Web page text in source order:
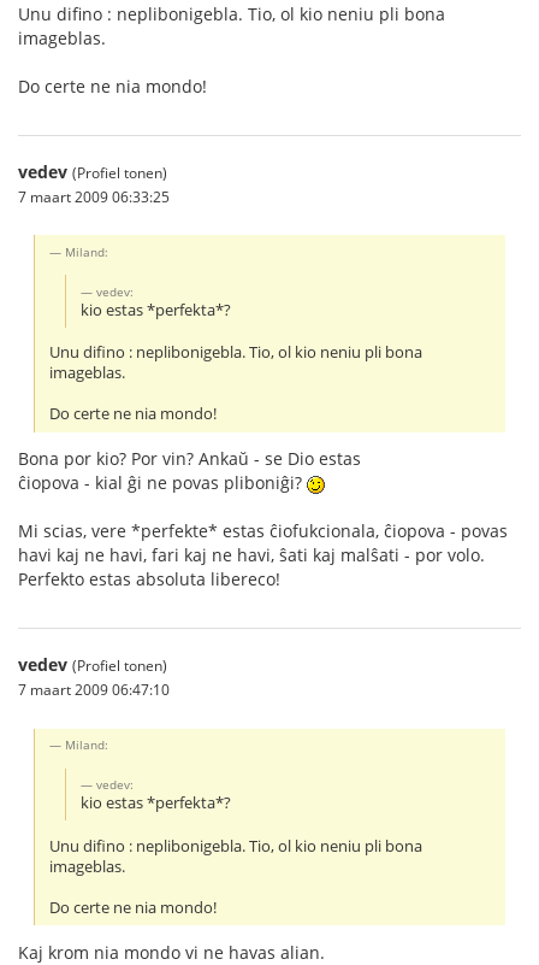
Unu difino : neplibonigebla. Tio, ol kio neniu pli bona
imageblas.
Do certe ne nia mondo!
vedev (Profiel tonen)
7 maart 2009 06:33:25
Miland:
vedev:
kio estas *perfekta*?
Unu difino : neplibonigebla. Tio, ol kio neniu pli bona
imageblas.
Do certe ne nia mondo!
Bona por kio? Por vin? Ankaŭ - se Dio estas
ĉiopova - kial ĝi ne povas pliboniĝi?
Mi scias, vere *perfekte* estas ĉiofukcionala, ĉiopova - povas
havi kaj ne havi, fari kaj ne havi, ŝati kaj malŝati - por volo.
Perfekto estas absoluta libereco!
vedev (Profiel tonen)
7 maart 2009 06:47:10
Miland:
vedev:
kio estas *perfekta*?
Unu difino : neplibonigebla. Tio, ol kio neniu pli bona
imageblas.
Do certe ne nia mondo!
Kaj krom nia mondo vi ne havas alian.